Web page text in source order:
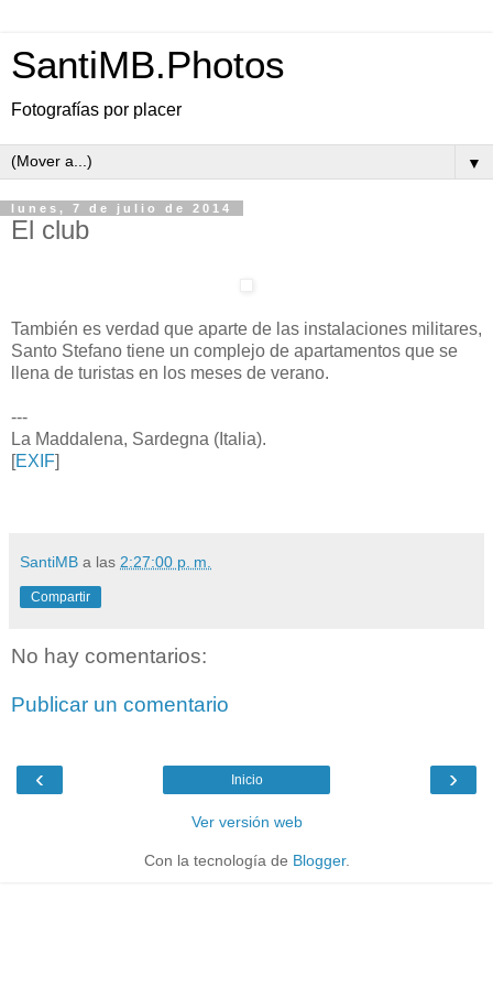
SantiMB.Photos
Fotografías por placer
▼
lunes, 7 de julio de 2014
El club
También es verdad que aparte de las instalaciones militares,
Santo Stefano tiene un complejo de apartamentos que se
llena de turistas en los meses de verano.
---
La Maddalena, Sardegna (Italia).
[EXIF]
SantiMB a las 2:27:00 p. m.
Compartir
No hay comentarios:
Publicar un comentario
‹ ›
Inicio
Ver versión web
Con la tecnología de Blogger.